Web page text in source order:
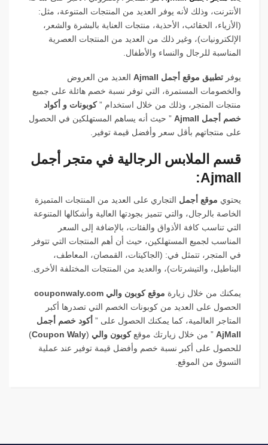
الأنترنت، وذلك لأنه يوفر العديد من المنتجات المتنوعة، مثل:
(الأزياء، الحقائب، الأحذية، منتجات العناية بالبشرة والشعر،
الإلكترونيات)، وغير ذلك من العديد من المنتجات العصرية
المناسبة للرجال والنساء والأطفال.
يوفر تطبيق موقع أجمل Ajmall
العديد من العروض
والخصومات المستمرة، التي توفر نسبة خصم هائلة على جميع
منتجات المتجر، وذلك من خلال استخدام ”كوبونات و أكواد
خصم أجمل Ajmall
” حيث أنه يساهم المستهلكين في الحصول
على منتجاتهم بأقل سعر وأفضل قيمة توفير.
قسم الملابس الرجالية في متجر أجمل
Ajmall:
يحتوي موقع أجملالتجاري على العديد من المنتجات المتميزة
الخاصة بالرجال، والتي تتميز بجودتها العالية وأشكالها المتنوعة
التي تناسب كافة الأذواق والفئات، بالإضافة إلى السعر
المناسب لجميع المستهلكين، حيث أن أهم المنتجات التي تتوفر
في المتجر، تتمثل في: (الجاكيتات، القمصان، المعاطف،
البناطيل، والتيشرتات)، والعديد من المنتجات المختلفة الأخرى.
يمكنك من خلال زيارة موقع كوبون والي couponwaly.com
الحصول على العديد من كوبونات الخصم التي تصدرها أكبر
المتاجر العالمية، كما يمكنك الحصول على ”أكود خصم أجمل
AjMall” من خلال زيارتك موقع كوبون والي (
Coupon Waly
)
للحصول على أكبر نسبة خصم وأفضل قيمة توفير عند عملية
التسوق من الموقع.